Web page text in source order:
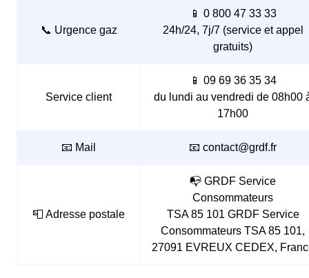
📞 Urgence gaz
📱 0 800 47 33 33
24h/24, 7j/7 (service et appel
gratuits)
Service client
📱 09 69 36 35 34
du lundi au vendredi de 08h00
17h00
📧 Mail 📧 contact@grdf.fr
📮 Adresse postale
📭 GRDF Service
Consommateurs
TSA 85 101 GRDF Service
Consommateurs TSA 85 101,
27091 EVREUX CEDEX,